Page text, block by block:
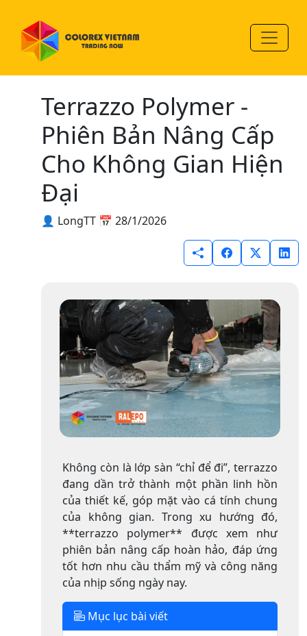
Terrazzo Polymer -
Phiên Bản Nâng Cấp
Cho Không Gian Hiện
Đại
👤 LongTT 📅 28/1/2026
Không còn là lớp sàn “chỉ để đi”, terrazzo
đang dần trở thành một phần linh hồn
của thiết kế, góp mặt vào cá tính chung
của không gian. Trong xu hướng đó,
**terrazzo polymer** được xem như
phiên bản nâng cấp hoàn hảo, đáp ứng
tốt hơn nhu cầu thẩm mỹ và công năng
của nhịp sống ngày nay.
Mục lục bài viết